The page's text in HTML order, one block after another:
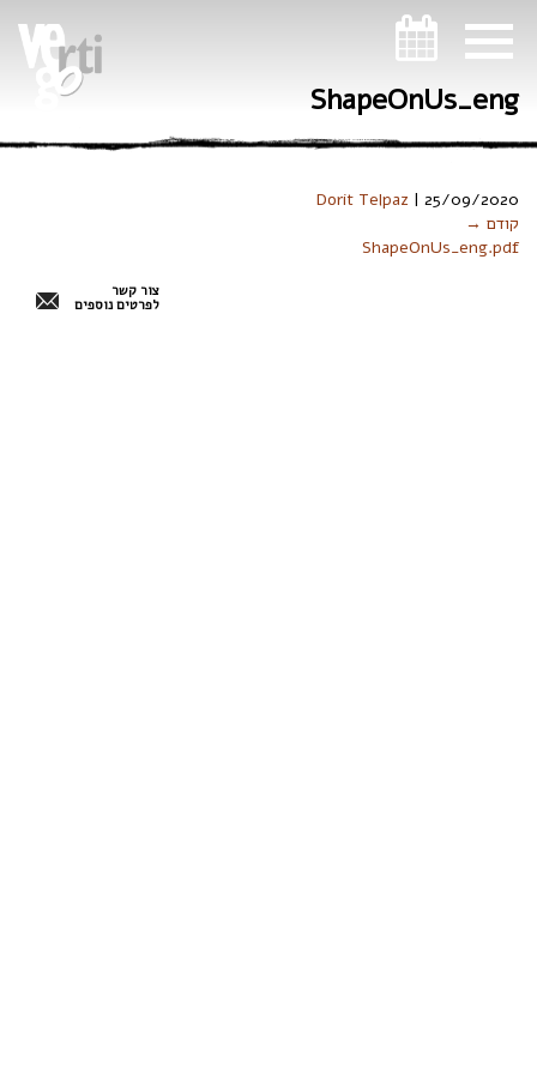
ShapeOnUs_eng
Dorit Telpaz | 25/09/2020
קודם →
ShapeOnUs_eng.pdf
צור קשר
לפרטים נוספים